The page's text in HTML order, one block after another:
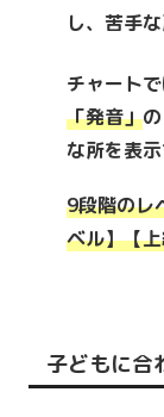
し、苦手
チャートで
「発音」
な所を表示
9段階のレ
ベル】【
子どもに合